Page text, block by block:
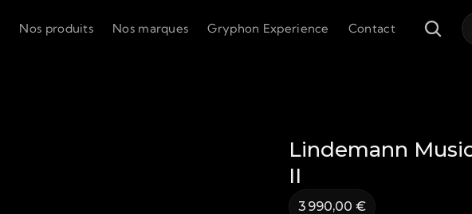
Lindemann
II
3 990,00 €
Nos produits Nos marques Gryphon Experience Contact